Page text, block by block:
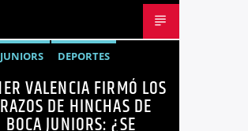
DEPORTES
VALENCIA
FÚTBOL
VALENCIA FIRMÓ LOS
DE HINCHAS DE
BOCA JUNIORS: ¿SE